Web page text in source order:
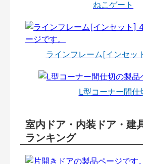
ねこゲート
ラインフレーム[インセッ
L型コーナー間仕
室内ドア・内装ドア・建
ランキング